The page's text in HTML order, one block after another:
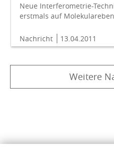
Neue Interferometrie-
erstmals auf
Nachricht 13.04.2011
Weitere